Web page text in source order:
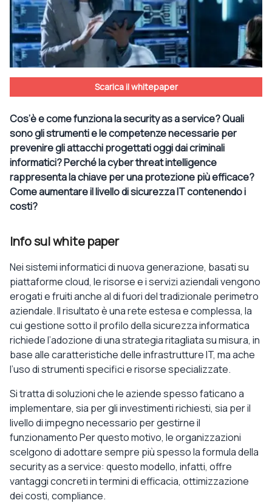
Scarica il whitepaper
Cos’è e come funziona la security as a service? Quali
sono gli strumenti e le competenze necessarie per
prevenire gli attacchi progettati oggi dai criminali
informatici? Perché la cyber threat intelligence
rappresenta la chiave per una protezione più efficace?
Come aumentare il livello di sicurezza IT contenendo i
costi?
Info sul white paper
Nei sistemi informatici di nuova generazione, basati su
piattaforme cloud, le risorse e i servizi aziendali vengono
erogati e fruiti anche al di fuori del tradizionale perimetro
aziendale. Il risultato è una rete estesa e complessa, la
cui gestione sotto il profilo della sicurezza informatica
richiede l’adozione di una strategia ritagliata su misura, in
base alle caratteristiche delle infrastrutture IT, ma ache
l’uso di strumenti specifici e risorse specializzate.
Si tratta di soluzioni che le aziende spesso faticano a
implementare, sia per gli investimenti richiesti, sia per il
livello di impegno necessario per gestirne il
funzionamento Per questo motivo, le organizzazioni
scelgono di adottare sempre più spesso la formula della
security as a service: questo modello, infatti, offre
vantaggi concreti in termini di efficacia, ottimizzazione
dei costi, compliance.